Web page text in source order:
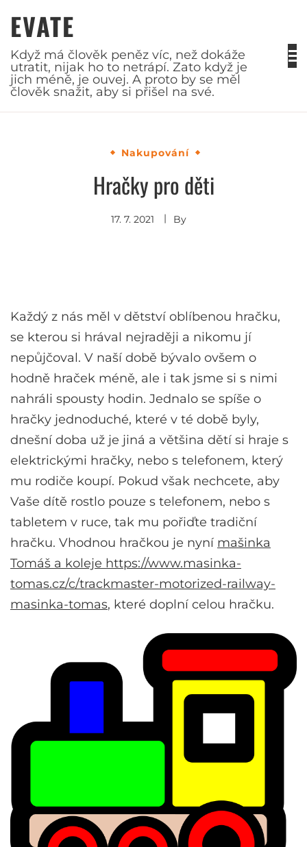
EVATE
Když má člověk peněz víc, než dokáže
utratit, nijak ho to netrápí. Zato když je
jich méně, je ouvej. A proto by se měl
člověk snažit, aby si přišel na své.
Nakupování
Hračky pro děti
17. 7. 2021 By
Každý z nás měl v dětství oblíbenou hračku,
se kterou si hrával nejraději a nikomu jí
nepůjčoval. V naší době bývalo ovšem o
hodně hraček méně, ale i tak jsme si s nimi
nahráli spousty hodin. Jednalo se spíše o
hračky jednoduché, které v té době byly,
dnešní doba už je jiná a většina dětí si hraje s
elektrickými hračky, nebo s telefonem, který
mu rodiče koupí. Pokud však nechcete, aby
Vaše dítě rostlo pouze s telefonem, nebo s
tabletem v ruce, tak mu pořiďte tradiční
hračku. Vhodnou hračkou je nyní mašinka
Tomáš a koleje https://www.masinka-
tomas.cz/c/trackmaster-motorized-railway-
masinka-tomas, které doplní celou hračku.